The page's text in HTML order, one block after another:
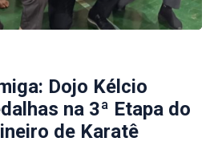
Dojo Kélcio
na 3ª Etapa do
de Karatê